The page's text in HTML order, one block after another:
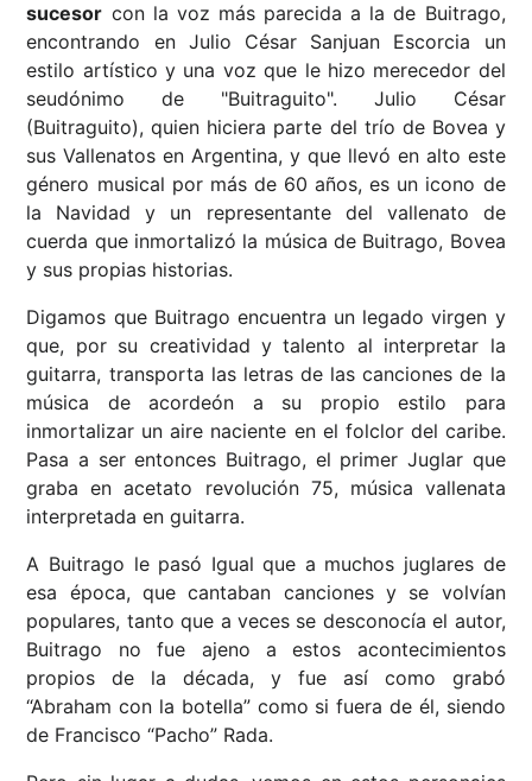
sucesor con la voz más parecida a la de Buitrago,
encontrando en Julio César Sanjuan Escorcia un
estilo artístico y una voz que le hizo merecedor del
seudónimo de "Buitraguito". Julio César
(Buitraguito), quien hiciera parte del trío de Bovea y
sus Vallenatos en Argentina, y que llevó en alto este
género musical por más de 60 años, es un icono de
la Navidad y un representante del vallenato de
cuerda que inmortalizó la música de Buitrago, Bovea
y sus propias historias.
Digamos que Buitrago encuentra un legado virgen y
que, por su creatividad y talento al interpretar la
guitarra, transporta las letras de las canciones de la
música de acordeón a su propio estilo para
inmortalizar un aire naciente en el folclor del caribe.
Pasa a ser entonces Buitrago, el primer Juglar que
graba en acetato revolución 75, música vallenata
interpretada en guitarra.
A Buitrago le pasó Igual que a muchos juglares de
esa época, que cantaban canciones y se volvían
populares, tanto que a veces se desconocía el autor,
Buitrago no fue ajeno a estos acontecimientos
propios de la década, y fue así como grabó
“Abraham con la botella” como si fuera de él, siendo
de Francisco “Pacho” Rada.